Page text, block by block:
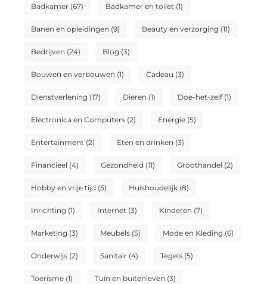
Badkamer(67) Badkamer en toilet(1)
Banen en opleidingen (9) Beauty en verzorging (11)
Bedrijven (24) Blog (3)
Bouwen en verbouwen (1) Cadeau (3)
Dienstverlening (17) Dieren (1) Doe-het-zelf(1)
Electronica en Computers(2) Energie(5)
Entertainment(2) Eten en drinken (3)
Financieel (4) Gezondheid (11) Groothandel (2)
Hobby en vrije tijd (5) Huishoudelijk(8)
Inrichting (1) Internet(3) Kinderen (7)
Marketing (3) Meubels(5) Mode en Kleding (6)
Onderwijs(2) Sanitair(4) Tegels(5)
Toerisme(1) Tuin en buitenleven (3)